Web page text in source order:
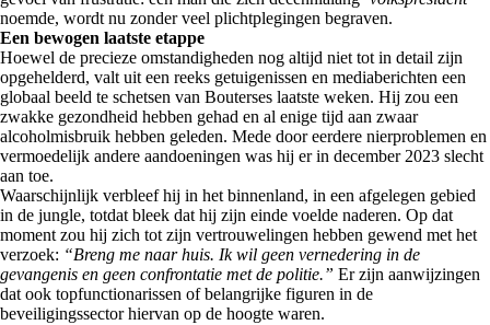
noemde, wordt nu zonder veel plichtplegingen begraven.
Een bewogen laatste etappe
Hoewel de precieze omstandigheden nog altijd niet tot in detail zijn
opgehelderd, valt uit een reeks getuigenissen en mediaberichten een
globaal beeld te schetsen van Bouterses laatste weken. Hij zou een
zwakke gezondheid hebben gehad en al enige tijd aan zwaar
alcoholmisbruik hebben geleden. Mede door eerdere nierproblemen en
vermoedelijk andere aandoeningen was hij er in december 2023 slecht
aan toe.
Waarschijnlijk verbleef hij in het binnenland, in een afgelegen gebied
in de jungle, totdat bleek dat hij zijn einde voelde naderen. Op dat
moment zou hij zich tot zijn vertrouwelingen hebben gewend met het
verzoek: “Breng me naar huis. Ik wil geen vernedering in de
gevangenis en geen confrontatie met de politie.” Er zijn aanwijzingen
dat ook topfunctionarissen of belangrijke figuren in de
beveiligingssector hiervan op de hoogte waren.